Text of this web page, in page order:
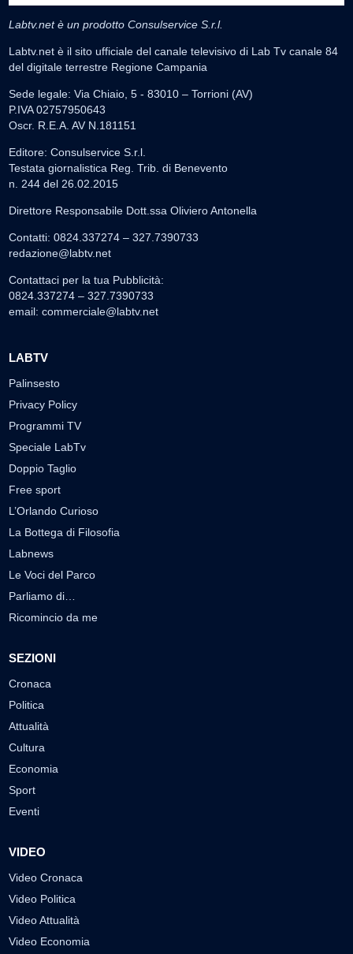
Labtv.net è un prodotto Consulservice S.r.l.
Labtv.net è il sito ufficiale del canale televisivo di Lab Tv canale 84
del digitale terrestre Regione Campania
Sede legale: Via Chiaio, 5 - 83010 – Torrioni (AV)
P.IVA 02757950643
Oscr. R.E.A. AV N.181151
Editore: Consulservice S.r.l.
Testata giornalistica Reg. Trib. di Benevento
n. 244 del 26.02.2015
Direttore Responsabile Dott.ssa Oliviero Antonella
Contatti: 0824.337274 – 327.7390733
redazione@labtv.net
Contattaci per la tua Pubblicità:
0824.337274 – 327.7390733
email: commerciale@labtv.net
LABTV
Palinsesto
Privacy Policy
Programmi TV
Speciale LabTv
Doppio Taglio
Free sport
L’Orlando Curioso
La Bottega di Filosofia
Labnews
Le Voci del Parco
Parliamo di…
Ricomincio da me
SEZIONI
Cronaca
Politica
Attualità
Cultura
Economia
Sport
Eventi
VIDEO
Video Cronaca
Video Politica
Video Attualità
Video Economia